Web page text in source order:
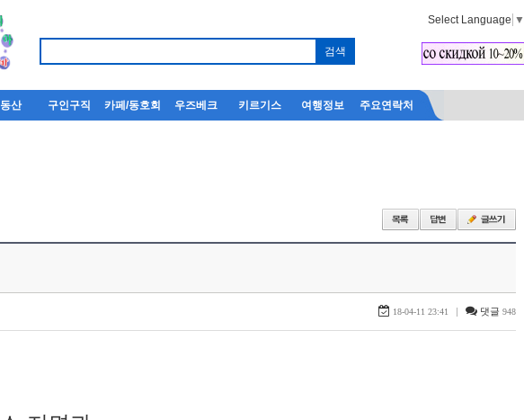
Select Language ▼
산 구인구직 카페/동호회 우즈베크 키르기스 여행정보 주요연락처
18-04-11 23:41 | 댓글 948